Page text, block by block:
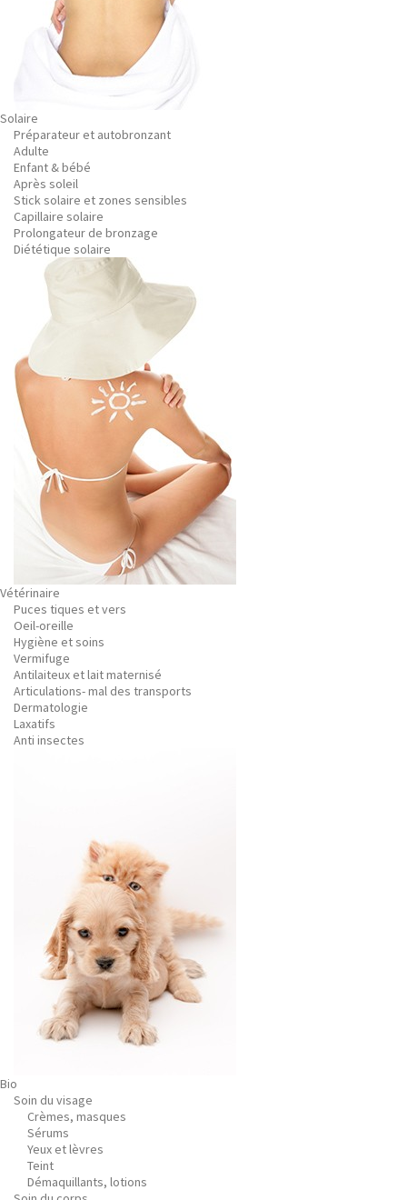
Solaire
Préparateur et autobronzant
Adulte
Enfant & bébé
Après soleil
Stick solaire et zones sensibles
Capillaire solaire
Prolongateur de bronzage
Diététique solaire
Vétérinaire
Puces tiques et vers
Oeil-oreille
Hygiène et soins
Vermifuge
Antilaiteux et lait maternisé
Articulations- mal des transports
Dermatologie
Laxatifs
Anti insectes
Bio
Soin du visage
Crèmes, masques
Sérums
Yeux et lèvres
Teint
Démaquillants, lotions